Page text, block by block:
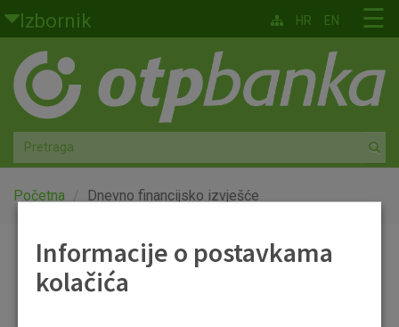
Skoči na glavni sadržaj
Izbornik
Građani
Privatno bankarstvo
Agro
Mala poduzeća i obrtnici
Globalna tržišta
☰
HR EN
Početna Dnevno financijsko izvješće
Dnevno financijsko
Informacije o postavkama
kolačića